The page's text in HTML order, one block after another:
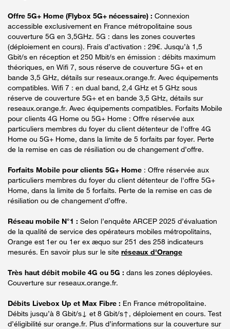
Offre 5G+ Home (Flybox 5G+ nécessaire) : Connexion
accessible exclusivement en France métropolitaine sous
couverture 5G en 3,5GHz. 5G : dans les zones couvertes
(déploiement en cours). Frais d’activation : 29€. Jusqu’à 1,5
Gbit/s en réception et 250 Mbit/s en émission : débits maximum
théoriques, en Wifi 7, sous réserve de couverture 5G+ et en
bande 3,5 GHz, détails sur reseaux.orange.fr. Avec équipements
compatibles. Wifi 7 : en dual band, 2,4 GHz et 5 GHz sous
réserve de couverture 5G+ et en bande 3,5 GHz, détails sur
reseaux.orange.fr. Avec équipements compatibles. Forfaits Mobile
pour clients 4G Home ou 5G+ Home : Offre réservée aux
particuliers membres du foyer du client détenteur de l'offre 4G
Home ou 5G+ Home, dans la limite de 5 forfaits par foyer. Perte
de la remise en cas de résiliation ou de changement d’offre.
Forfaits Mobile pour clients 5G+ Home : Offre réservée aux
particuliers membres du foyer du client détenteur de l'offre 5G+
Home, dans la limite de 5 forfaits. Perte de la remise en cas de
résiliation ou de changement d’offre.
Réseau mobile N°1 : Selon l’enquête ARCEP 2025 d’évaluation
de la qualité de service des opérateurs mobiles métropolitains,
Orange est 1er ou 1er ex æquo sur 251 des 258 indicateurs
mesurés. En savoir plus sur le site réseaux d'Orange
Très haut débit mobile 4G ou 5G : dans les zones déployées.
Couverture sur reseaux.orange.fr.
Débits Livebox Up et Max Fibre : En France métropolitaine.
Débits jusqu’à 8 Gbit/s↓ et 8 Gbit/s↑, déploiement en cours. Test
d’éligibilité sur orange.fr. Plus d’informations sur la couverture sur